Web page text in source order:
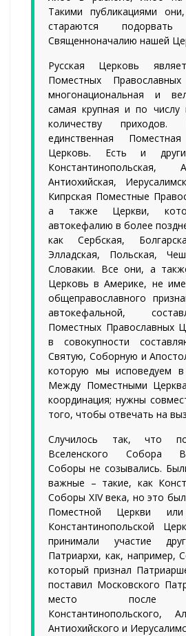
Такими публикациями
стараются
Священноначалию нашей
Русская Церковь
Поместных
многонациональная и
самая крупная и по
количеству
единственная
Церковь. Есть и
Константинопольская,
Антиохийская,
Кипрская Поместные
а также Церкви,
автокефалию в более
как Сербская,
Элладская, Польская,
Словакии. Все они, а
Церковь в Америке, не
общеправославного
автокефальной,
Поместных Православных
в совокупности
Святую, Соборную и
которую мы исповедуем
Между Поместными
координация; нужны
того, чтобы отвечать на
Случилось так, что
Вселенского Собора
Соборы не созывались.
важные – такие, как
Соборы XIV века, но это
Поместной Церкви
Константинопольской
принимали участие
Патриархи, как, например,
который признал
поставил Московского
место после
Константинопольского,
Антиохийского и